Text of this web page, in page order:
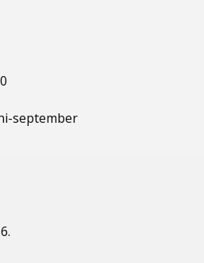
september